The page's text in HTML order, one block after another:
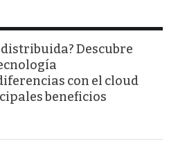
distribuida? Descubre
con el cloud
beneficios